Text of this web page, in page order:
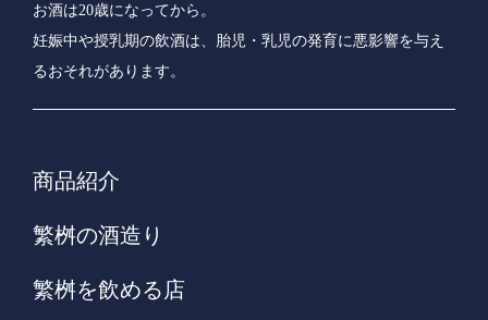
お酒は20歳になってから。
妊娠中や授乳期の飲酒は、胎児・乳児の発育に悪影響を与え
るおそれがあります。
商品紹介
繁桝の酒造り
繁桝を飲める店